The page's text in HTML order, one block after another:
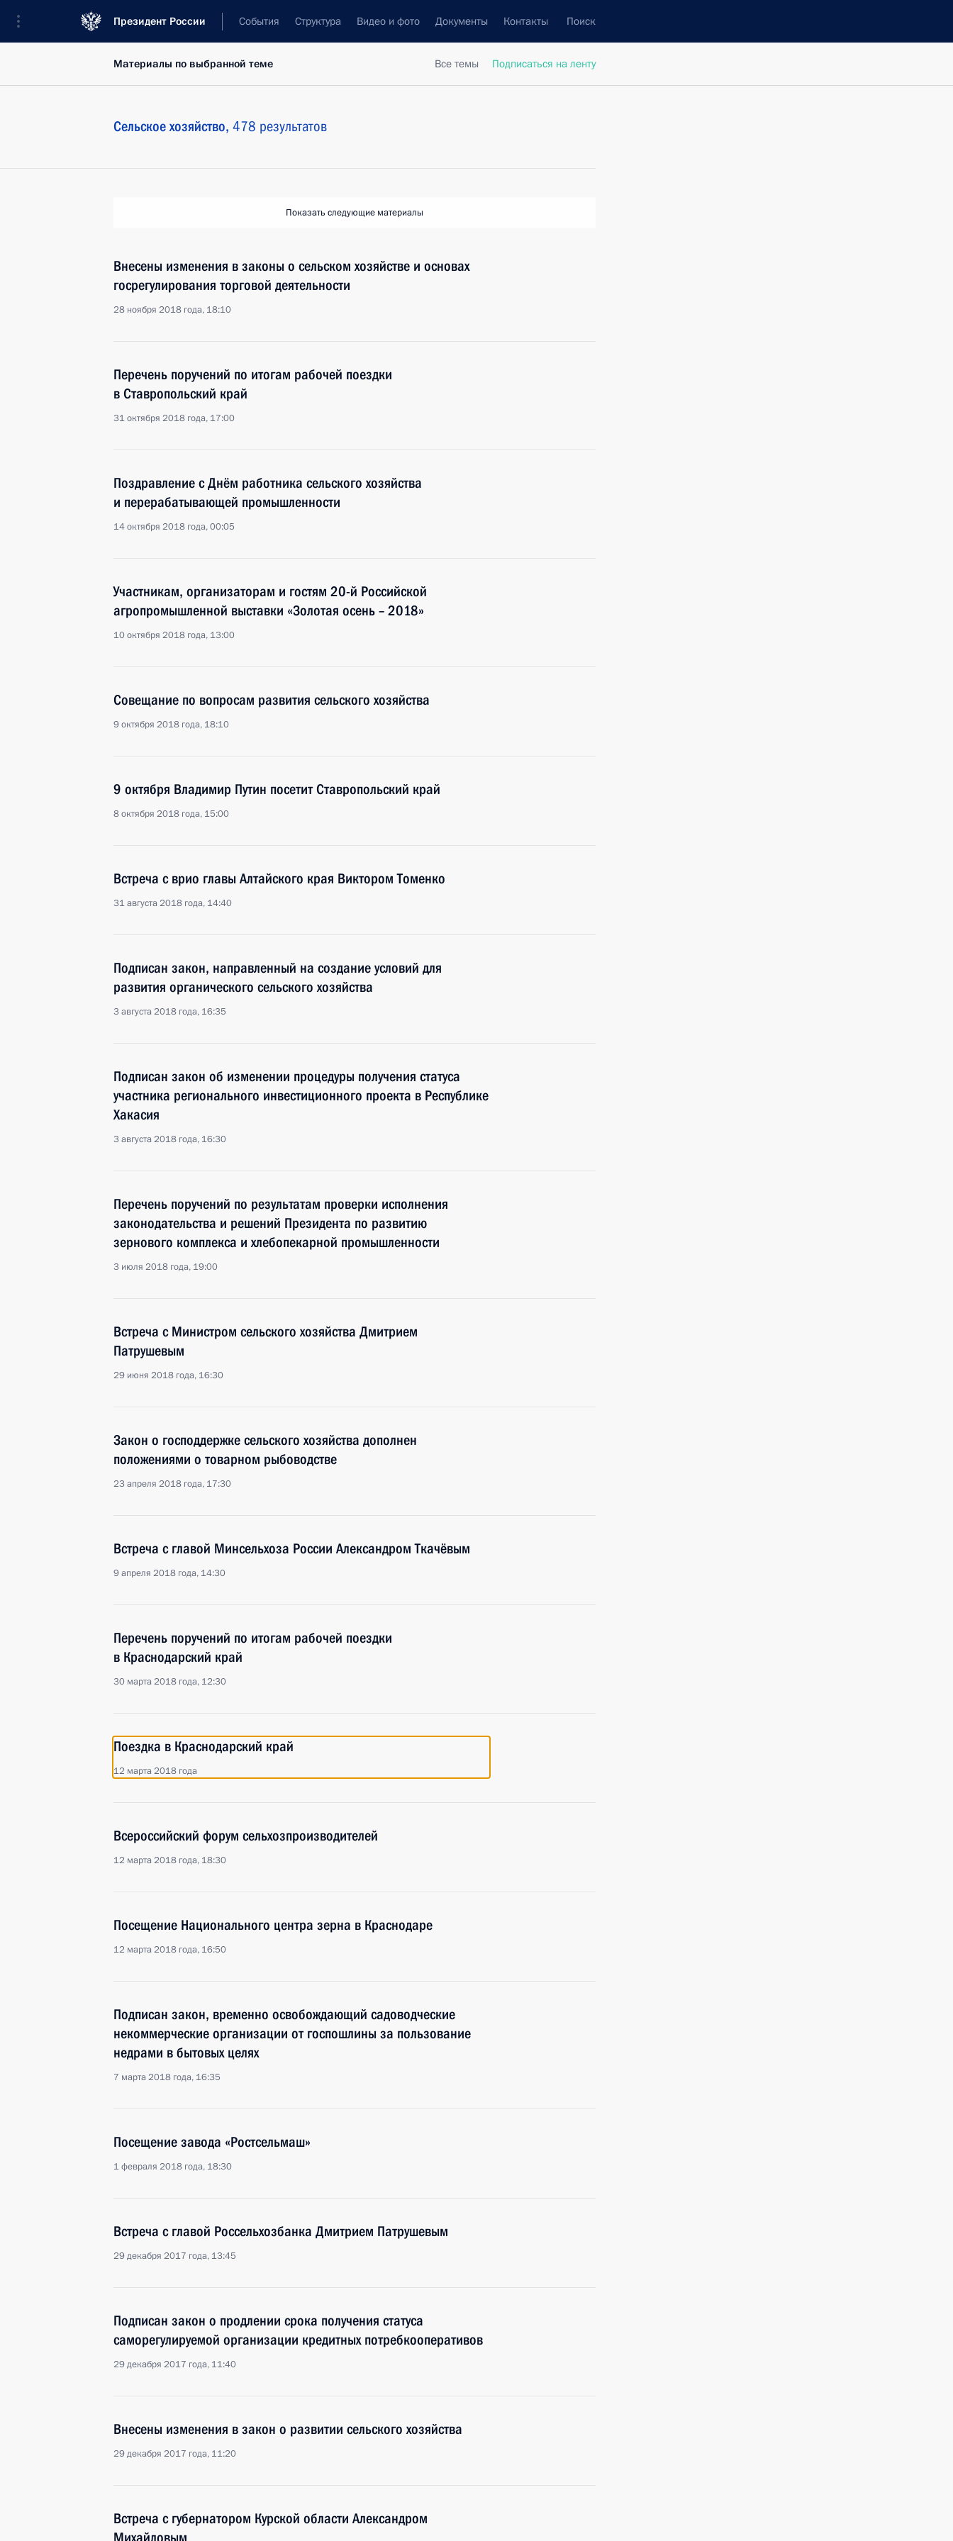
Президент России События Структура Видео и фото Документы Контакты Поиск
Все темы Подписаться на ленту
Материалы по выбранной теме
Сельское хозяйство, 478 результатов
Показать следующие материалы
Внесены изменения в законы о сельском хозяйстве и основах
госрегулирования торговой деятельности
28 ноября 2018 года, 18:10
Перечень поручений по итогам рабочей поездки
в Ставропольский край
31 октября 2018 года, 17:00
Поздравление с Днём работника сельского хозяйства
и перерабатывающей промышленности
14 октября 2018 года, 00:05
Участникам, организаторам и гостям 20-й Российской
агропромышленной выставки «Золотая осень – 2018»
10 октября 2018 года, 13:00
Совещание по вопросам развития сельского хозяйства
9 октября 2018 года, 18:10
9 октября Владимир Путин посетит Ставропольский край
8 октября 2018 года, 15:00
Встреча с врио главы Алтайского края Виктором Томенко
31 августа 2018 года, 14:40
Подписан закон, направленный на создание условий для
развития органического сельского хозяйства
3 августа 2018 года, 16:35
Подписан закон об изменении процедуры получения статуса
участника регионального инвестиционного проекта в Республике
Хакасия
3 августа 2018 года, 16:30
Перечень поручений по результатам проверки исполнения
законодательства и решений Президента по развитию
зернового комплекса и хлебопекарной промышленности
3 июля 2018 года, 19:00
Встреча с Министром сельского хозяйства Дмитрием
Патрушевым
29 июня 2018 года, 16:30
Закон о господдержке сельского хозяйства дополнен
положениями о товарном рыбоводстве
23 апреля 2018 года, 17:30
Встреча с главой Минсельхоза России Александром Ткачёвым
9 апреля 2018 года, 14:30
Перечень поручений по итогам рабочей поездки
в Краснодарский край
30 марта 2018 года, 12:30
Поездка в Краснодарский край
12 марта 2018 года
Всероссийский форум сельхозпроизводителей
12 марта 2018 года, 18:30
Посещение Национального центра зерна в Краснодаре
12 марта 2018 года, 16:50
Подписан закон, временно освобождающий садоводческие
некоммерческие организации от госпошлины за пользование
недрами в бытовых целях
7 марта 2018 года, 16:35
Посещение завода «Ростсельмаш»
1 февраля 2018 года, 18:30
Встреча с главой Россельхозбанка Дмитрием Патрушевым
29 декабря 2017 года, 13:45
Подписан закон о продлении срока получения статуса
саморегулируемой организации кредитных потребкооперативов
29 декабря 2017 года, 11:40
Внесены изменения в закон о развитии сельского хозяйства
29 декабря 2017 года, 11:20
Встреча с губернатором Курской области Александром
Михайловым